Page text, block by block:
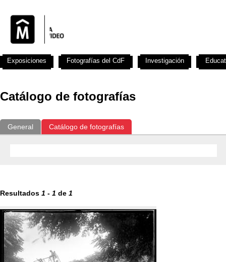
Catálogo de fotografías
General Catálogo de fotografías
Resultados 1 - 1 de 1
Exposiciones Fotografías del CdF Investigación